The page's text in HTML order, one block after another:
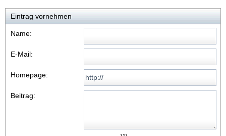
Eintrag vornehmen
Name:
E-Mail:
Homepage:
Beitrag: